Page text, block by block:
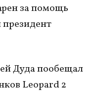
за помощь
Дуда пообещал
Leopard 2